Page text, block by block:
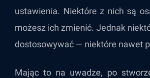
ustawienia. Niektóre z nich są
możesz ich zmienić. Jednak
dostosowywać — niektóre nawet
Mając to na uwadze, po